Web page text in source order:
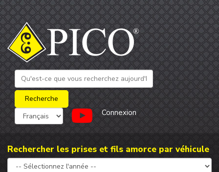
Connexion
Rechercher les prises et fils amorce par véhicule